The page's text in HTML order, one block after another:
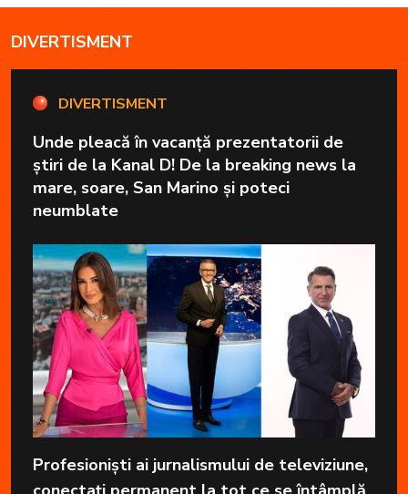
DIVERTISMENT
DIVERTISMENT
Unde pleacă în vacanță prezentatorii de
știri de la Kanal D! De la breaking news la
mare, soare, San Marino și poteci
neumblate
Profesioniști ai jurnalismului de televiziune,